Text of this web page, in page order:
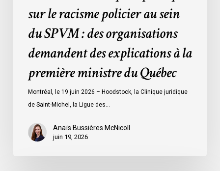
organisations
explications
ministre
Québec
sur le racisme policier au sein
du SPVM : des organisations
demandent des explications à la
première ministre du Québec
Montréal, le 19 juin 2026 – Hoodstock, la Clinique juridique
de Saint-Michel, la Ligue des…
Anaïs Bussières McNicoll
juin 19, 2026